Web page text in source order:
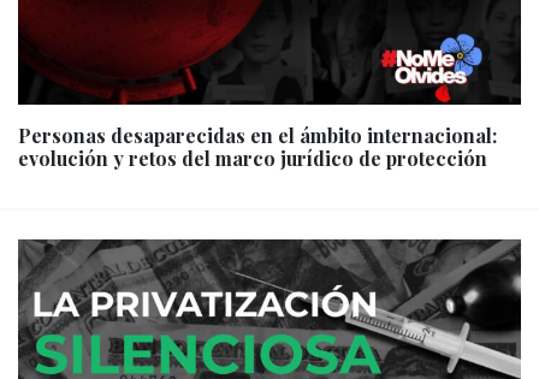
Personas desaparecidas en el ámbito internacional:
evolución y retos del marco jurídico de protección